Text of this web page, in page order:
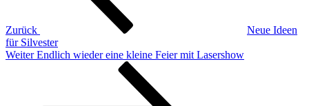
Zurück
Neue Ideen
für Silvester
Nächster
Weiter Endlich wieder eine kleine Feier mit Lasershow